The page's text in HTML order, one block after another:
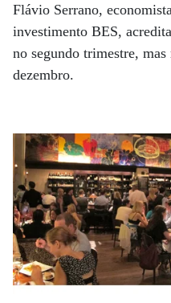
Flávio Serrano,
investimento BES,
no segundo trimestre,
dezembro.